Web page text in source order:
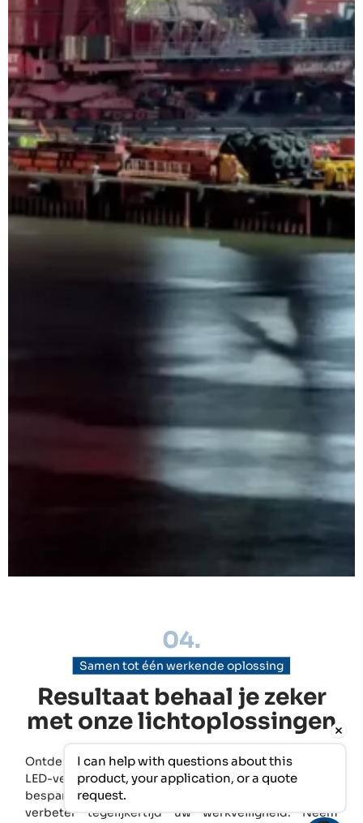
04.
Samen tot één werkende oplossing
Resultaat behaal je zeker
met onze lichtoplossingen
Ontdek de kracht van JEL Products en haar industriële
LED-verlichtingsoplossingen voor grotere
besparingen in energie, kosten, en CO2 uitstoot en
verbeter tegelijkertijd uw werkveiligheid. Neem
I can help with questions about this
product, your application, or a quote
request.